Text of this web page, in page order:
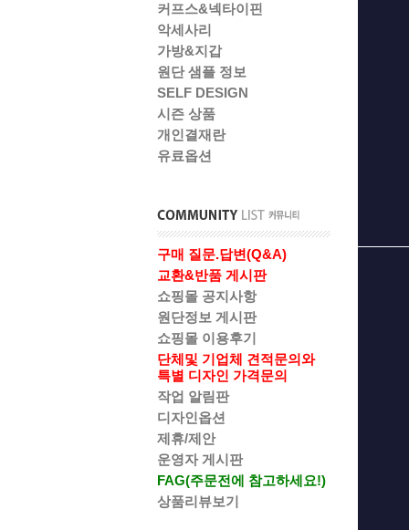
커프스&넥타이핀
악세사리
가방&지갑
원단 샘플 정보
SELF DESIGN
시즌 상품
개인결재란
유료옵션
구매 질문.답변(Q&A)
교환&반품 게시판
쇼핑몰 공지사항
원단정보 게시판
쇼핑몰 이용후기
단체및 기업체 견적문의와
특별 디자인 가격문의
작업 알림판
디자인옵션
제휴/제안
운영자 게시판
FAG(주문전에 참고하세요!)
상품리뷰보기